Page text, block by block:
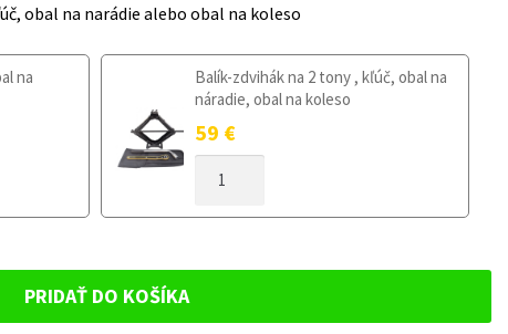
obal na narádie alebo obal na koleso
na
Balík-zdvihák na 2 tony , kľúč, obal na
náradie, obal na koleso
59 €
DOJAZDOVÉ
OD
145/80R18
PRIDAŤ DO KOŠÍKA